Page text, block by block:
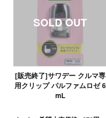
[販売終了]サワデー クルマ専
用クリップ パルファムロゼ 6
mL